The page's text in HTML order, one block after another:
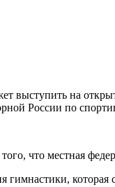
на
России по
что местная
гимнастики,